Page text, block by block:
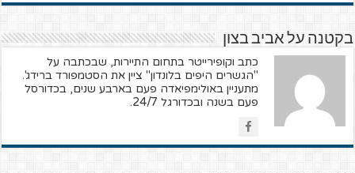
בקטנה על אביב בצון
כתב וקופירייטר בתחום התיירות, שבכתבה על
"הגשרים היפים בלונדון" ציין את הסטמפורד ברידג'.
מתעניין באולימפיאדה פעם בארבע שנים, בכדורסל
פעם בשנה ובכדורגל 24/7.